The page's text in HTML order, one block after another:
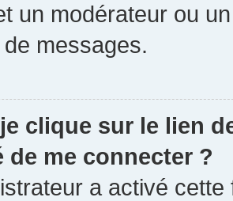
un modérateur ou
messages.
clique sur le lien
de me connecter ?
a activé